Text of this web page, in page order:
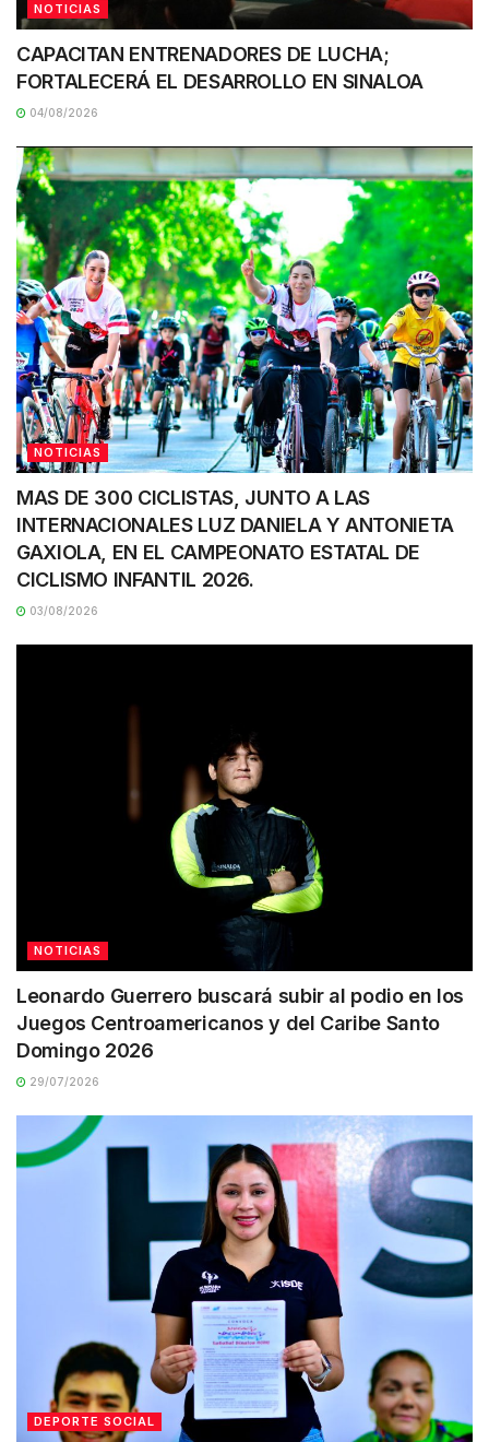
NOTICIAS
CAPACITAN ENTRENADORES DE LUCHA;
FORTALECERÁ EL DESARROLLO EN SINALOA
04/08/2026
NOTICIAS
MAS DE 300 CICLISTAS, JUNTO A LAS
INTERNACIONALES LUZ DANIELA Y ANTONIETA
GAXIOLA, EN EL CAMPEONATO ESTATAL DE
CICLISMO INFANTIL 2026.
03/08/2026
NOTICIAS
Leonardo Guerrero buscará subir al podio en los
Juegos Centroamericanos y del Caribe Santo
Domingo 2026
29/07/2026
DEPORTE SOCIAL